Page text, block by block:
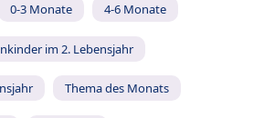
0-3 Monate 4-6 Monate
im 2. Lebensjahr
Thema des Monats